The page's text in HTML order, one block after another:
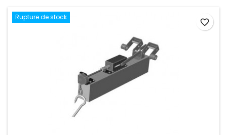
Rupture de stock
favorite_border